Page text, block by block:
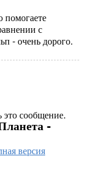
помогаете
с
- очень дорого.
сообщение.
-
версия